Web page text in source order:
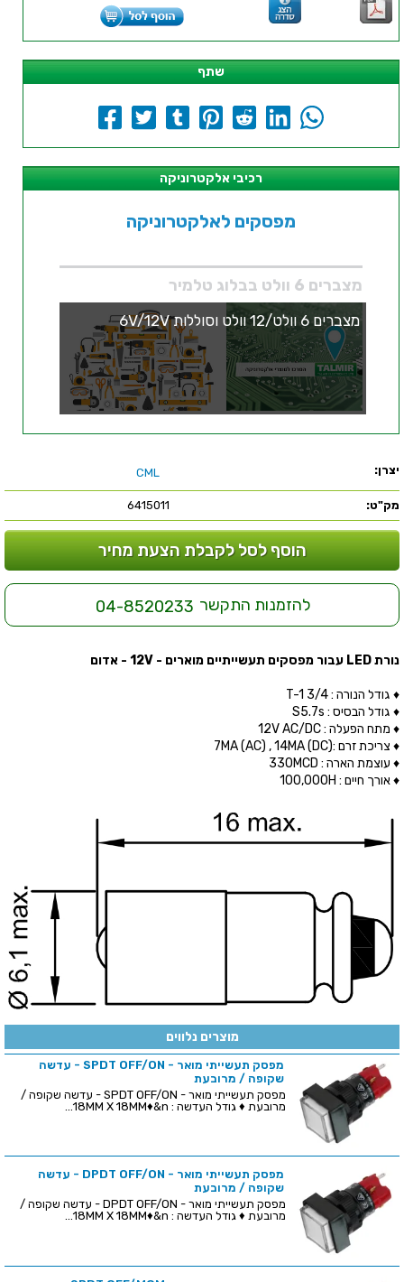
שתף
רכיבי אלקטרוניקה
מפסקים לאלקטרוניקה
מצברים 6 וולט בבלוג טלמיר
מצברים 6 וולט/12 וולט וסוללות 6V/12V
יצרן: CML
מק"ט: 6415011
הוסף לסל לקבלת הצעת מחיר
להזמנות התקשר 04-8520233
נורת LED עבור מפסקים תעשייתיים מוארים - 12V - אדום
♦ גודל הנורה : T-1 3/4
♦ גודל הבסיס : S5.7s
♦ מתח הפעלה : 12V AC/DC
♦ צריכת זרם :(7MA (AC) , 14MA (DC
♦ עוצמת הארה : 330MCD
♦ אורך חיים : 100,000H
מוצרים נלווים
מפסק תעשייתי מואר - SPDT OFF/ON - עדשה
שקופה / מרובעת
מפסק תעשייתי מואר - SPDT OFF/ON - עדשה שקופה /
מרובעת ♦ גודל העדשה : 18MM X 18MM♦&n...
מפסק תעשייתי מואר - DPDT OFF/ON - עדשה
שקופה / מרובעת
מפסק תעשייתי מואר - DPDT OFF/ON - עדשה שקופה /
מרובעת ♦ גודל העדשה : 18MM X 18MM♦&n...